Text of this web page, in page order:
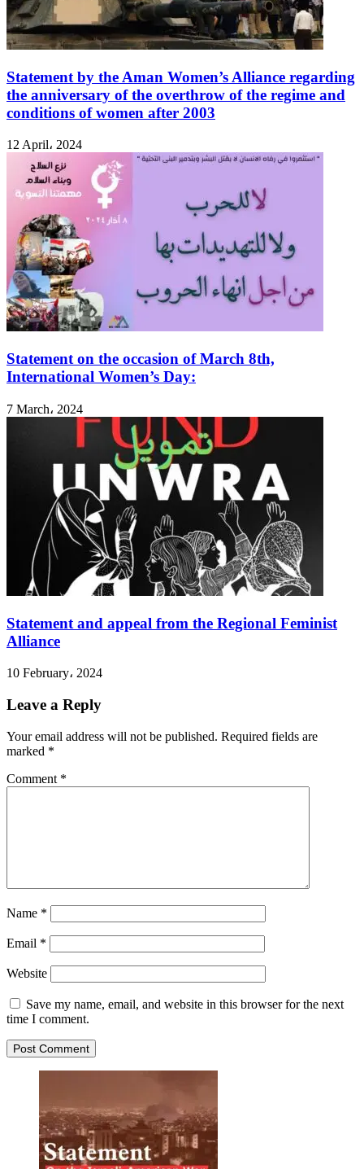
Statement by the Aman Women’s Alliance regarding
the anniversary of the overthrow of the regime and
conditions of women after 2003
12 April، 2024
Statement on the occasion of March 8th,
International Women’s Day:
7 March، 2024
Statement and appeal from the Regional Feminist
Alliance
10 February، 2024
Leave a Reply
Your email address will not be published. Required fields are
marked *
Comment *
Name *
Email *
Website
Save my name, email, and website in this browser for the next
time I comment.